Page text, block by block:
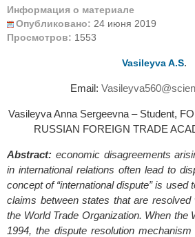
Информация о материале
Опубликовано: 24 июня 2019
Просмотров: 1553
Vasileyva A.S.
Email:
Vasileyva Anna Sergeevna – Student,
RUSSIAN FOREIGN TRADE
Abstract: еconomic disagreements
in international relations often lead to
concept of “international dispute” is used
claims between states that are
the World Trade Organization. When the
1994, the dispute resolution